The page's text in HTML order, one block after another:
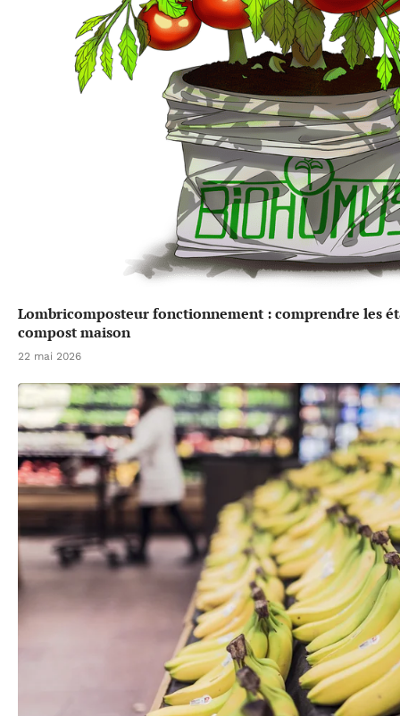
Lombricomposteur fonctionnement : comprendre les
compost maison
22 mai 2026